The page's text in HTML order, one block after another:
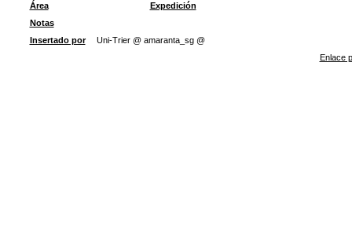
Área
Expedición
Notas
Insertado por
Uni-Trier @ amaranta_sg @
Enlace